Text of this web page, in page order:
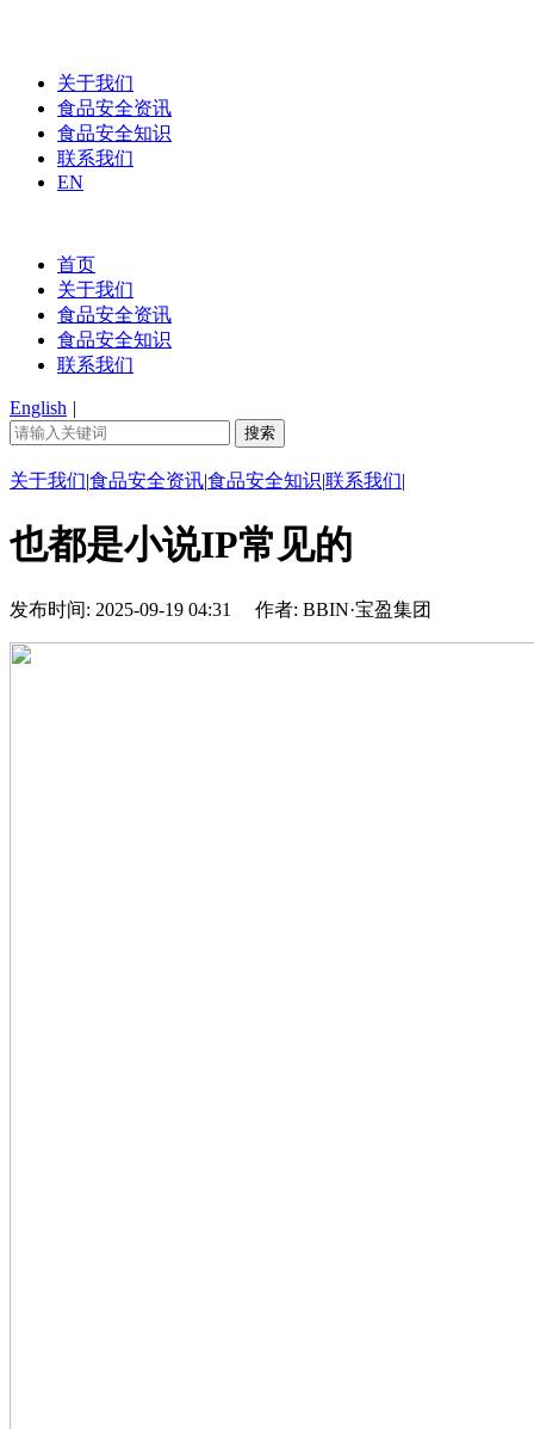
关于我们
食品安全资讯
食品安全知识
联系我们
EN
首页
关于我们
食品安全资讯
食品安全知识
联系我们
English |
关于我们|食品安全资讯|食品安全知识|联系我们|
也都是小说IP常见的
发布时间: 2025-09-19 04:31 作者: BBIN·宝盈集团